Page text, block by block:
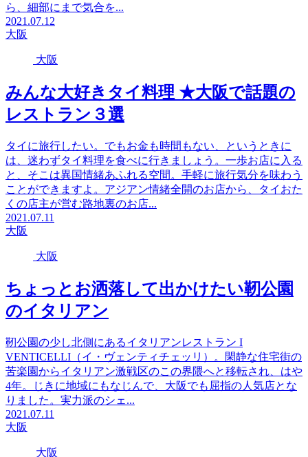
ら、細部にまで気合を...
2021.07.12
大阪
大阪
みんな大好きタイ料理 ★大阪で話題の
レストラン３選
タイに旅行したい。でもお金も時間もない、というときに
は、迷わずタイ料理を食べに行きましょう。一歩お店に入る
と、そこは異国情緒あふれる空間。手軽に旅行気分を味わう
ことができますよ。アジアン情緒全開のお店から、タイおた
くの店主が営む路地裏のお店...
2021.07.11
大阪
大阪
ちょっとお洒落して出かけたい靭公園
のイタリアン
靭公園の少し北側にあるイタリアンレストラン I
VENTICELLI（イ・ヴェンティチェッリ）。閑静な住宅街の
苦楽園からイタリアン激戦区のこの界隈へと移転され、はや
4年。じきに地域にもなじんで、大阪でも屈指の人気店とな
りました。実力派のシェ...
2021.07.11
大阪
大阪